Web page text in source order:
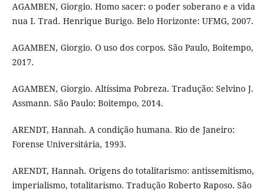
AGAMBEN, Giorgio. Homo sacer: o poder soberano e a vida
nua I. Trad. Henrique Burigo. Belo Horizonte: UFMG, 2007.
AGAMBEN, Giorgio. O uso dos corpos. São Paulo, Boitempo,
2017.
AGAMBEN, Giorgio. Altíssima Pobreza. Tradução: Selvino J.
Assmann. São Paulo: Boitempo, 2014.
ARENDT, Hannah. A condição humana. Rio de Janeiro:
Forense Universitária, 1993.
ARENDT, Hannah. Origens do totalitarismo: antissemitismo,
imperialismo, totalitarismo. Tradução Roberto Raposo. São